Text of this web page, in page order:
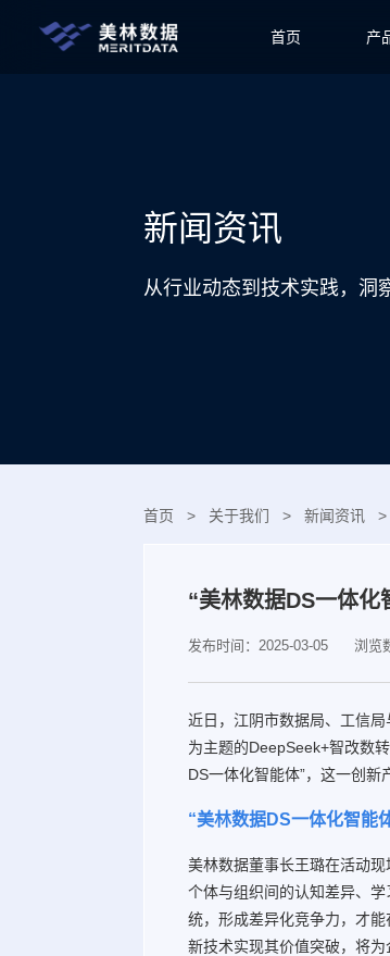
首页 产
新闻资讯
从行业动态到技术实践，洞
首页 > 关于我们 > 新闻资讯 >
“美林数据DS一体
发布时间：2025-03-05 浏览
近日，江阴市数据局、工信
为主题的DeepSeek+智改数
DS一体化智能体”，这一创新
“美林数据DS一体化智能
美林数据董事长王璐在活动
个体与组织间的认知差异、
统，形成差异化竞争力，才
新技术实现其价值突破，将